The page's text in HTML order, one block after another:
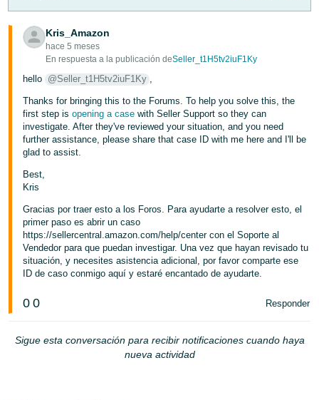
Kris_Amazon
hace 5 meses
En respuesta a la publicación deSeller_t1H5tv2iuF1Ky
hello @Seller_t1H5tv2iuF1Ky ,
Thanks for bringing this to the Forums. To help you solve this, the
first step isopening a case with Seller Support so they can
investigate. After they've reviewed your situation, and you need
further assistance, please share that case ID with me here and I'll be
glad to assist.
Best,
Kris
Gracias por traer esto a los Foros. Para ayudarte a resolver esto, el
primer paso es abrir un caso
https://sellercentral.amazon.com/help/center con el Soporte al
Vendedor para que puedan investigar. Una vez que hayan revisado tu
situación, y necesites asistencia adicional, por favor comparte ese
ID de caso conmigo aquí y estaré encantado de ayudarte.
0 0 Responder
Sigue esta conversación para recibir notificaciones cuando haya
nueva actividad